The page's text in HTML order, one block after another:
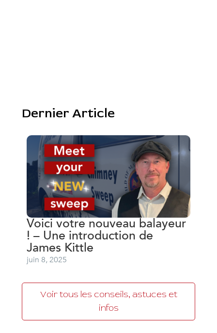
Dernier Article
Voici votre nouveau balayeur
! – Une introduction de
James Kittle
juin 8, 2025
Voir tous les conseils, astuces et
infos